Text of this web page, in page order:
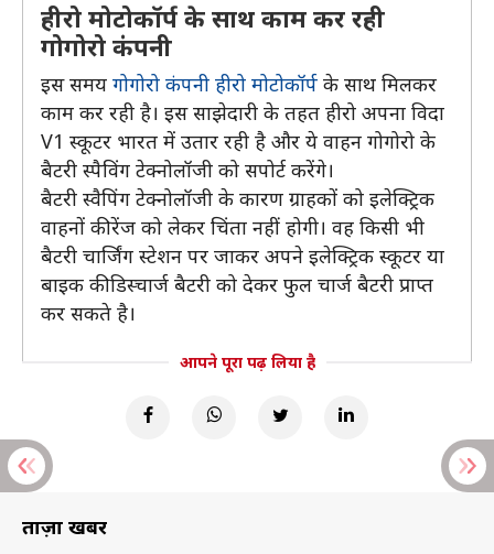
हीरो मोटोकॉर्प के साथ काम कर रही
गोगोरो कंपनी
इस समय गोगोरो कंपनी हीरो मोटोकॉर्प के साथ मिलकर
काम कर रही है। इस साझेदारी के तहत हीरो अपना विदा
V1 स्कूटर भारत में उतार रही है और ये वाहन गोगोरो के
बैटरी स्पैविंग टेक्नोलॉजी को सपोर्ट करेंगे।
बैटरी स्वैपिंग टेक्नोलॉजी के कारण ग्राहकों को इलेक्ट्रिक
वाहनों की रेंज को लेकर चिंता नहीं होगी। वह किसी भी
बैटरी चार्जिंग स्टेशन पर जाकर अपने इलेक्ट्रिक स्कूटर या
बाइक की डिस्चार्ज बैटरी को देकर फुल चार्ज बैटरी प्राप्त
कर सकते है।
आपने पूरा पढ़ लिया है
ताज़ा खबरें